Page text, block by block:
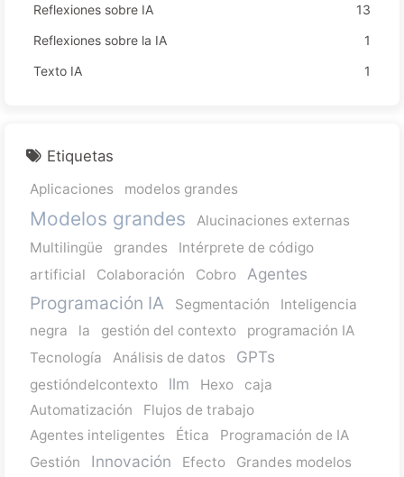
Reflexiones sobre IA
13
Reflexiones sobre la IA
1
Texto IA
1
Etiquetas
Aplicaciones modelos grandes
Modelos grandes
Alucinaciones externas
Multilingüe
grandes
Intérprete de código
artificial
Colaboración Cobro Agentes
Programación IA Segmentación
Inteligencia
negra
la gestión del contexto
programación IA
Tecnología
Análisis de datos GPTs
gestióndelcontexto llm Hexo
caja
Automatización
Flujos de trabajo
Agentes inteligentes
Ética
Programación de IA
Gestión
Innovación Efecto
Grandes modelos